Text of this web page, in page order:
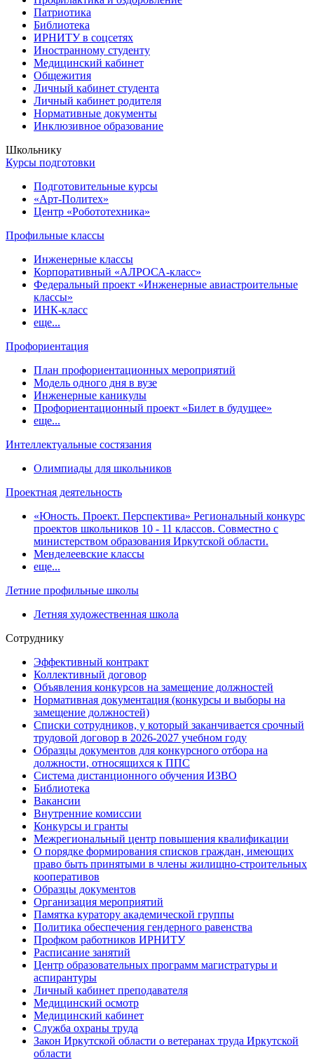
Патриотика
Библиотека
ИРНИТУ в соцсетях
Иностранному студенту
Медицинский кабинет
Общежития
Личный кабинет студента
Личный кабинет родителя
Нормативные документы
Инклюзивное образование
Школьнику
Курсы подготовки
Подготовительные курсы
«Арт-Политех»
Центр «Робототехника»
Профильные классы
Инженерные классы
Корпоративный «АЛРОСА-класс»
Федеральный проект «Инженерные авиастроительные
классы»
ИНК-класс
еще...
Профориентация
План профориентационных мероприятий
Модель одного дня в вузе
Инженерные каникулы
Профориентационный проект «Билет в будущее»
еще...
Интеллектуальные состязания
Олимпиады для школьников
Проектная деятельность
«Юность. Проект. Перспектива» Региональный конкурс
проектов школьников 10 - 11 классов. Совместно с
министерством образования Иркутской области.
Менделеевские классы
еще...
Летние профильные школы
Летняя художественная школа
Сотруднику
Эффективный контракт
Коллективный договор
Объявления конкурсов на замещение должностей
Нормативная документация (конкурсы и выборы на
замещение должностей)
Списки сотрудников, у который заканчивается срочный
трудовой договор в 2026-2027 учебном году
Образцы документов для конкурсного отбора на
должности, относящихся к ППС
Система дистанционного обучения ИЗВО
Библиотека
Вакансии
Внутренние комиссии
Конкурсы и гранты
Межрегиональный центр повышения квалификации
О порядке формирования списков граждан, имеющих
право быть принятыми в члены жилищно-строительных
кооперативов
Образцы документов
Организация мероприятий
Памятка куратору академической группы
Политика обеспечения гендерного равенства
Профком работников ИРНИТУ
Расписание занятий
Центр образовательных программ магистратуры и
аспирантуры
Личный кабинет преподавателя
Медицинский осмотр
Медицинский кабинет
Служба охраны труда
Закон Иркутской области о ветеранах труда Иркутской
области